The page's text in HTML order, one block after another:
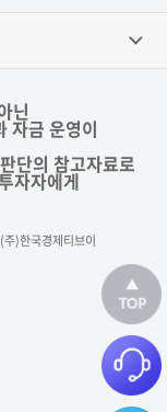
닌
자금 운영이
단의 참고자료로
자자에게
)한국경제티브이